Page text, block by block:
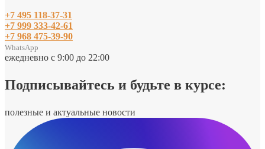
+7 495 118-37-31
+7 999 333-42-61
+7 968 475-39-90
WhatsApp
ежедневно с 9:00 до 22:00
Подписывайтесь и будьте в курсе:
полезные и актуальные новости